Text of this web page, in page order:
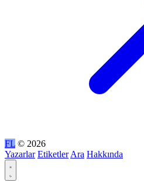
FL © 2026
Yazarlar Etiketler Ara Hakkında